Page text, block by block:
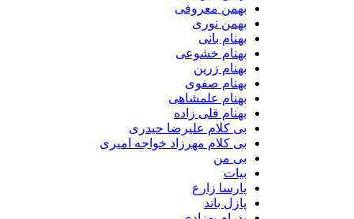
بهمن معروفی
بهمن نوری
بهنام بانی
بهنام خشوعی
بهنام زرین
بهنام صفوی
بهنام علمشاهی
بهنام قلی زاده
بی کلام علیرضا حیدری
بی کلام مهرزاد خواجه امیری
بی من
بیات
پارسا زارع
پازل باند